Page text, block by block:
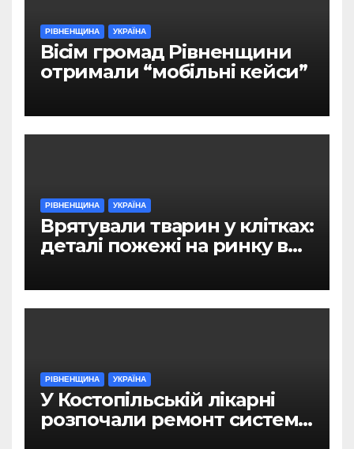
РІВНЕНЩИНА УКРАЇНА
Вісім громад Рівненщини
отримали “мобільні кейси”
РІВНЕНЩИНА УКРАЇНА
Врятували тварин у клітках:
деталі пожежі на ринку в
РІВНЕНЩИНА УКРАЇНА
У Костопільській лікарні
розпочали ремонт системи